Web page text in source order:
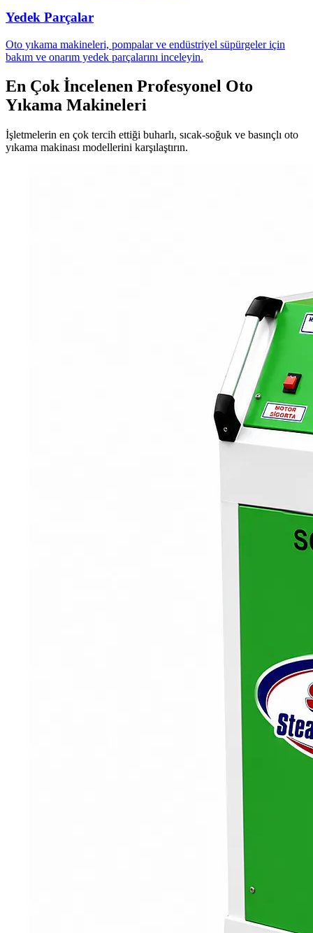
Yedek Parçalar
Oto yıkama makineleri, pompalar ve endüstriyel süpürgeler için
bakım ve onarım yedek parçalarını inceleyin.
En Çok İncelenen Profesyonel Oto
Yıkama Makineleri
İşletmelerin en çok tercih ettiği buharlı, sıcak-soğuk ve basınçlı oto
yıkama makinası modellerini karşılaştırın.